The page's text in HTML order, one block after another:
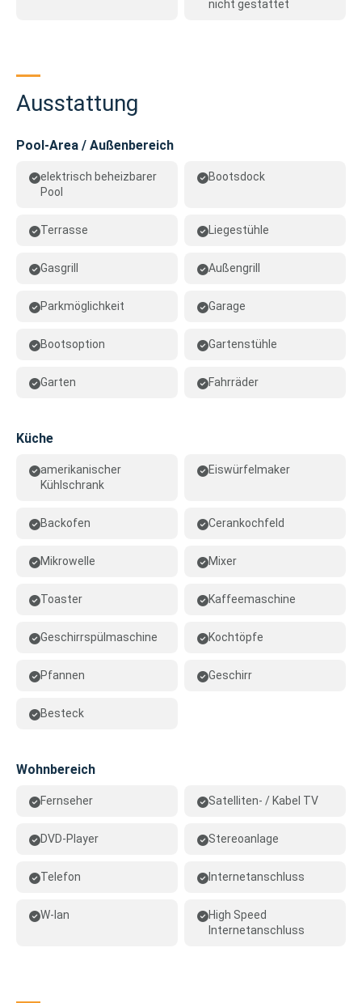
nicht gestattet
Ausstattung
Pool-Area / Außenbereich
elektrisch beheizbarer
Pool
Bootsdock
Terrasse Liegestühle
Gasgrill Außengrill
Parkmöglichkeit Garage
Bootsoption Gartenstühle
Garten Fahrräder
Küche
amerikanischer
Kühlschrank
Eiswürfelmaker
Backofen Cerankochfeld
Mikrowelle Mixer
Toaster Kaffeemaschine
Geschirrspülmaschine Kochtöpfe
Pfannen Geschirr
Besteck
Wohnbereich
Fernseher Satelliten- / Kabel TV
DVD-Player Stereoanlage
Telefon Internetanschluss
W-lan
High Speed
Internetanschluss